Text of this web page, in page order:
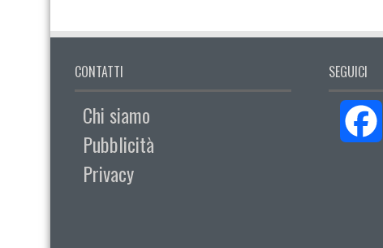
CONTATTI
Chi siamo
Pubblicità
Privacy
SEGUICI